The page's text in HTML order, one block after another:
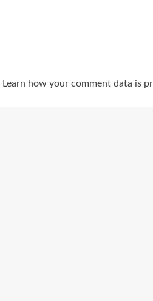
Learn how your comment data is